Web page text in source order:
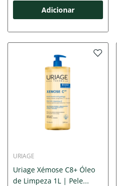
Adicionar
URIAGE
Uriage Xémose C8+ Óleo
de Limpeza 1L | Pele...